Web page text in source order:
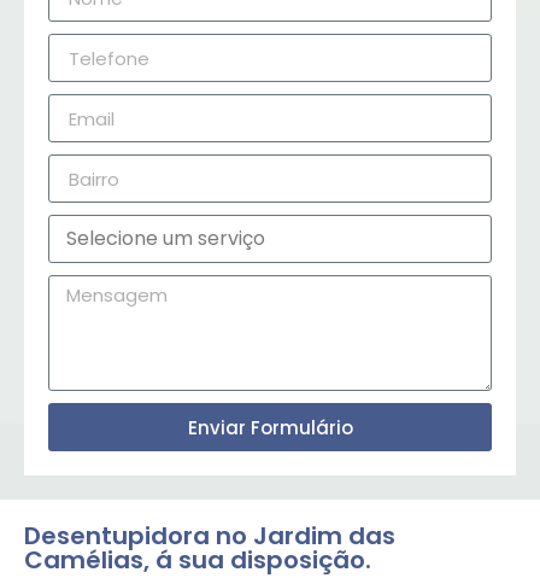
Enviar Formulário
Desentupidora no Jardim das
Camélias, á sua disposição.